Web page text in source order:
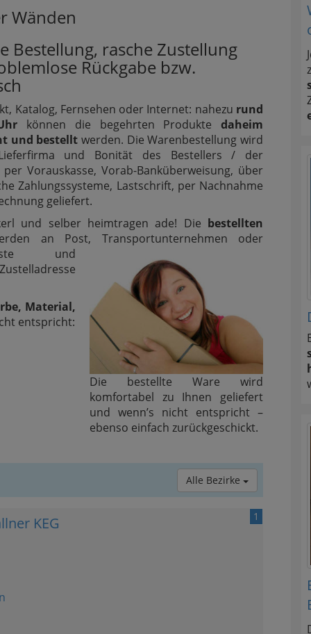
Wänden
Bestellung, rasche Zustellung
Rückgabe bzw.
Katalog, Fernsehen oder Internet: nahezu rund
können die begehrten Produktedaheim
und bestellt werden. Die Warenbestellung wird
und Bonität des Bestellers / der
Vorauskasse, Vorab-Banküberweisung, über
Zahlungssysteme, Lastschrift, per Nachnahme
geliefert.
Die bestellte Ware wird
komfortabel zu Ihnen geliefert
und wenn’s nicht entspricht –
ebenso einfach zurückgeschickt.
und selber heimtragen ade! Die bestellten
an Post, Transportunternehmen oder
und
Material,
entspricht:
Alle Bezirke
1
KEG